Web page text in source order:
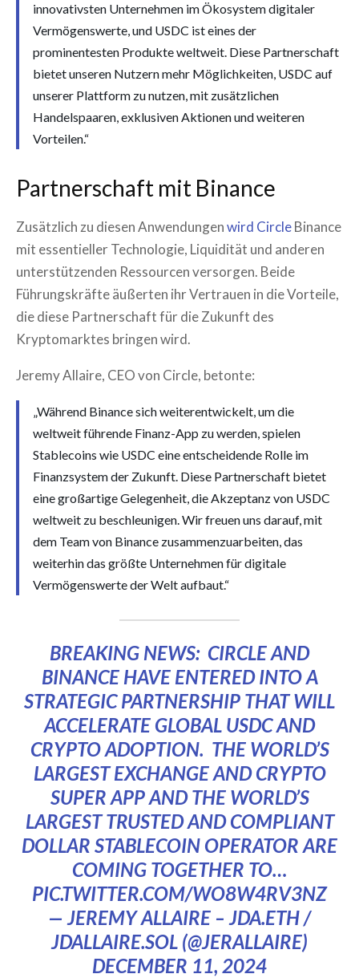
innovativsten Unternehmen im Ökosystem digitaler
Vermögenswerte, und USDC ist eines der
prominentesten Produkte weltweit. Diese Partnerschaft
bietet unseren Nutzern mehr Möglichkeiten, USDC auf
unserer Plattform zu nutzen, mit zusätzlichen
Handelspaaren, exklusiven Aktionen und weiteren
Vorteilen.“
Partnerschaft mit Binance
Zusätzlich zu diesen Anwendungenwird CircleBinance
mit essentieller Technologie, Liquidität und anderen
unterstützenden Ressourcen versorgen. Beide
Führungskräfte äußerten ihr Vertrauen in die Vorteile,
die diese Partnerschaft für die Zukunft des
Kryptomarktes bringen wird.
Jeremy Allaire, CEO von Circle, betonte:
„Während Binance sich weiterentwickelt, um die
weltweit führende Finanz-App zu werden, spielen
Stablecoins wie USDC eine entscheidende Rolle im
Finanzsystem der Zukunft. Diese Partnerschaft bietet
eine großartige Gelegenheit, die Akzeptanz von USDC
weltweit zu beschleunigen. Wir freuen uns darauf, mit
dem Team von Binance zusammenzuarbeiten, das
weiterhin das größte Unternehmen für digitale
Vermögenswerte der Welt aufbaut.“
BREAKING NEWS: CIRCLE AND
BINANCE HAVE ENTERED INTO A
STRATEGIC PARTNERSHIP THAT WILL
ACCELERATE GLOBAL USDC AND
CRYPTO ADOPTION. THE WORLD’S
LARGEST EXCHANGE AND CRYPTO
SUPER APP AND THE WORLD’S
LARGEST TRUSTED AND COMPLIANT
DOLLAR STABLECOIN OPERATOR ARE
COMING TOGETHER TO…
PIC.TWITTER.COM/WO8W4RV3NZ
— JEREMY ALLAIRE – JDA.ETH /
JDALLAIRE.SOL (@JERALLAIRE)
DECEMBER 11, 2024